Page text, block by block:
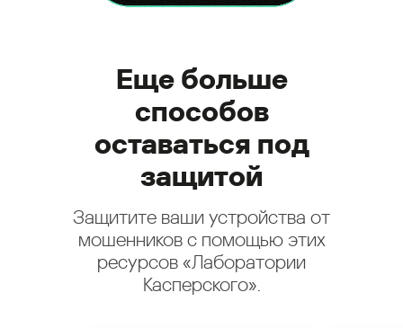
Еще больше
способов
оставаться под
защитой
Защитите ваши устройства от
мошенников с помощью этих
ресурсов «Лаборатории
Касперского».